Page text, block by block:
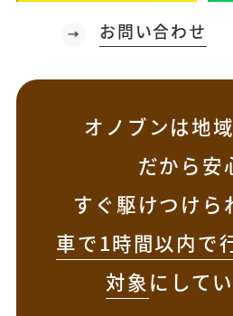
お問い合わせ
オノブンは地
だから安
すぐ駆けつけら
車で1時間以内で
対象にして